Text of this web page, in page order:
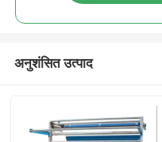
अनुशंसित उत्पाद